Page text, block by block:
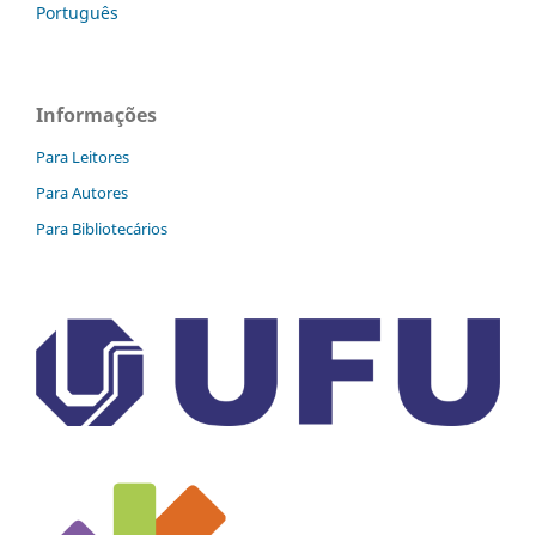
Português
Informações
Para Leitores
Para Autores
Para Bibliotecários